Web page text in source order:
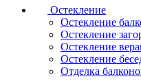
Остекление
Остекление
Остекление
Остекление
Остекление
Отделка